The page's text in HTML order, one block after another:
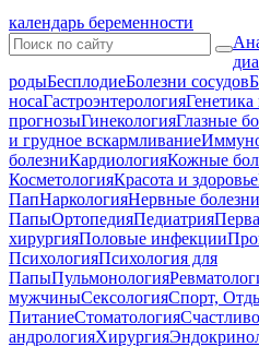
календарь беременности
родыБесплодиеБолезни сосудов
носаГастроэнтерологияГенетика
прогнозыГинекологияГлазные
и грудное вскармливание
болезниКардиологияКожные
КосметологияКрасота и здоровье
ПапНаркологияНервные болезни
ПапыОртопедияПедиатрия
хирургияПоловые инфекции
ПсихологияПсихология для
ПапыПульмонология
мужчиныСексологияСпорт,
ПитаниеСтоматология
андрологияХирургия